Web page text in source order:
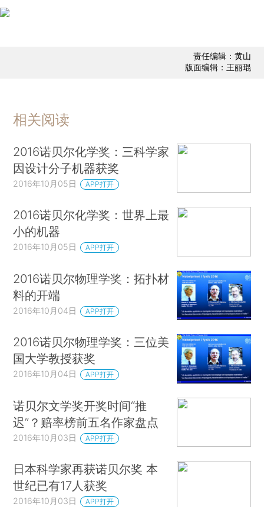
责任编辑：黄山
版面编辑：王丽琨
相关阅读
2016诺贝尔化学奖：三科学家
因设计分子机器获奖
2016年10月05日 APP打开
2016诺贝尔化学奖：世界上最
小的机器
2016年10月05日 APP打开
2016诺贝尔物理学奖：拓扑材
料的开端
2016年10月04日 APP打开
2016诺贝尔物理学奖：三位美
国大学教授获奖
2016年10月04日 APP打开
诺贝尔文学奖开奖时间“推
迟”？赔率榜前五名作家盘点
2016年10月03日 APP打开
日本科学家再获诺贝尔奖 本
世纪已有17人获奖
2016年10月03日 APP打开